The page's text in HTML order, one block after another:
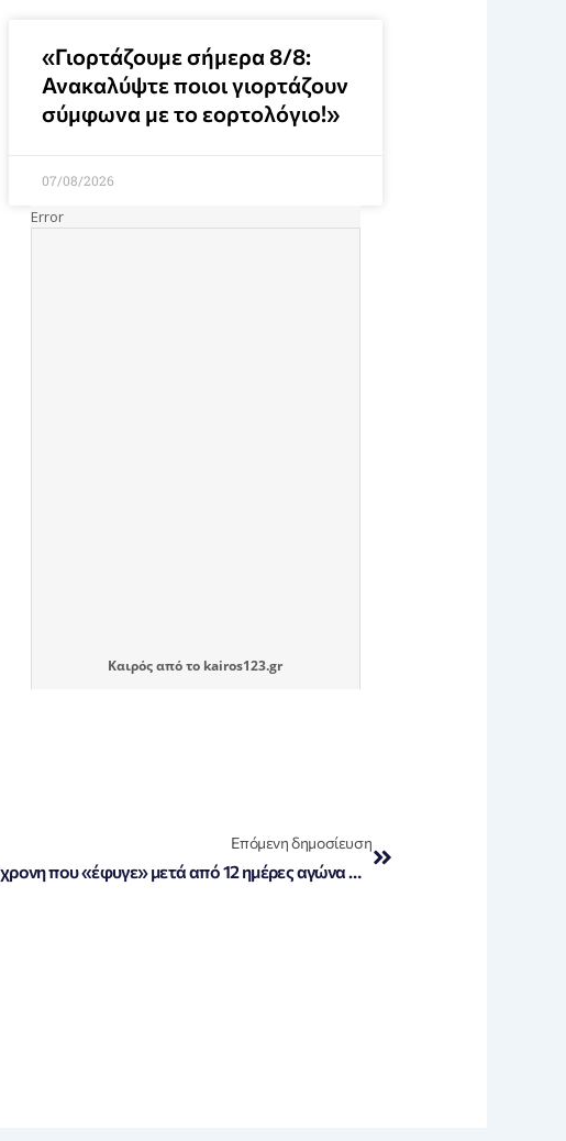
«Γιορτάζουμε σήμερα 8/8:
Ανακαλύψτε ποιοι γιορτάζουν
σύμφωνα με το εορτολόγιο!»
07/08/2026
Καιρόςαπό το kairos123.gr
Επόμενη δημοσίευση
Ρόδος: Θλίψη για την 3χρονη που «έφυγε» μετά από 12 ημέρες αγώνα στην πισίνα